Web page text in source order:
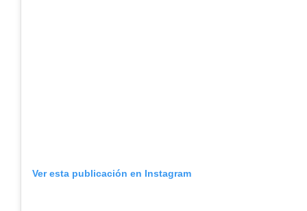
Ver esta publicación en Instagram